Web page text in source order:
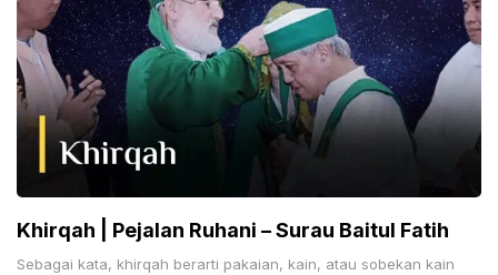
Khirqah | Pejalan Ruhani – Surau Baitul Fatih
Sebagai kata, khirqah berarti pakaian, kain, atau sobekan kain